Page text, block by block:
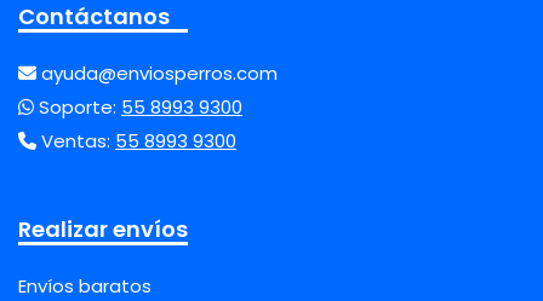
Contáctanos
ayuda@enviosperros.com
Soporte: 55 8993 9300
Ventas: 55 8993 9300
Realizar envíos
Envíos baratos